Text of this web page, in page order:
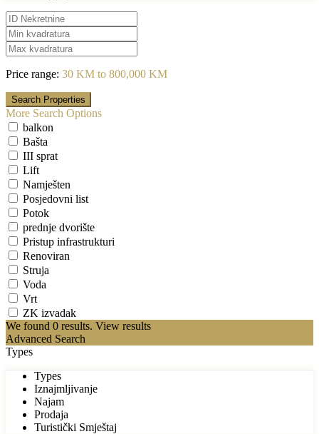
Price range: 30 KM to 800,000 KM
More Search Options
balkon
Bašta
III sprat
Lift
Namješten
Posjedovni list
Potok
prednje dvorište
Pristup infrastrukturi
Renoviran
Struja
Voda
Vrt
ZK izvadak
We found 0 results. View results
Advanced Search
Types
Types
Iznajmljivanje
Najam
Prodaja
Turistički Smještaj